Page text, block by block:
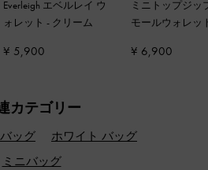
Everleigh エベルレイ ウ
ォレット - クリーム
¥ 5,900
ミニトップジッ
モールウォレッ
¥ 6,900
カテゴリー
ッグ
ホワイト バッグ
ミニバッグ